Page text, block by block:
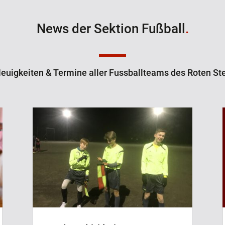
News der Sektion Fußball .
& Termine aller Fussballteams des Roten